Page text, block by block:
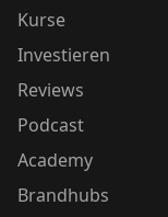
Kurse
Investieren
Reviews
Podcast
Academy
Brandhubs